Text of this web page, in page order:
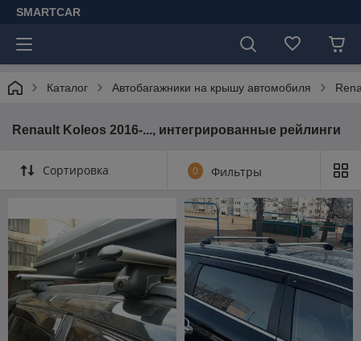
SMARTCAR
Каталог Автобагажники на крышу автомобиля
Renault Koleos 2016-..., интегрированные рейлинги
Сортировка 0 Фильтры